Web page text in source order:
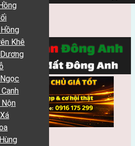
Khê
Nộn